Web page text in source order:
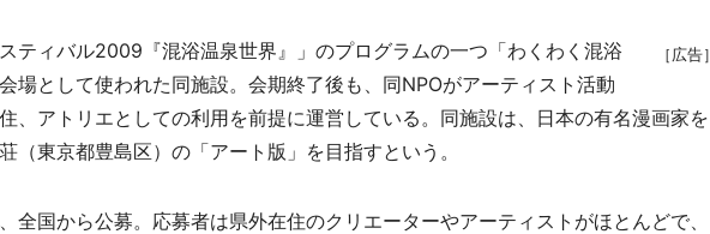
［広告］
スティバル2009『混浴温泉世界』」のプログラムの一つ「わくわく混浴
場として使われた同施設。会期終了後も、同NPOがアーティスト活動
、アトリエとしての利用を前提に運営している。同施設は、日本の有名漫画家を
（東京都豊島区）の「アート版」を目指すという。
全国から公募。応募者は県外在住のクリエーターやアーティストがほとんどで、